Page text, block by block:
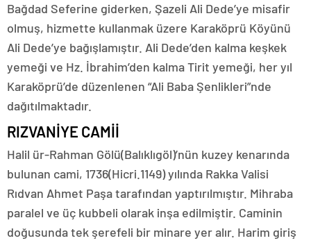
Bağdad Seferine giderken, Şazeli Ali Dede’ye misafir
olmuş, hizmette kullanmak üzere Karaköprü Köyünü
Ali Dede’ye bağışlamıştır. Ali Dede’den kalma keşkek
yemeği ve Hz. İbrahim’den kalma Tirit yemeği, her yıl
Karaköprü’de düzenlenen “Ali Baba Şenlikleri”nde
dağıtılmaktadır.
RIZVANİYE CAMİİ
Halil ür-Rahman Gölü(Balıklıgöl)’nün kuzey kenarında
bulunan cami, 1736(Hicri.1149) yılında Rakka Valisi
Rıdvan Ahmet Paşa tarafından yaptırılmıştır. Mihraba
paralel ve üç kubbeli olarak inşa edilmiştir. Caminin
doğusunda tek şerefeli bir minare yer alır. Harim giriş